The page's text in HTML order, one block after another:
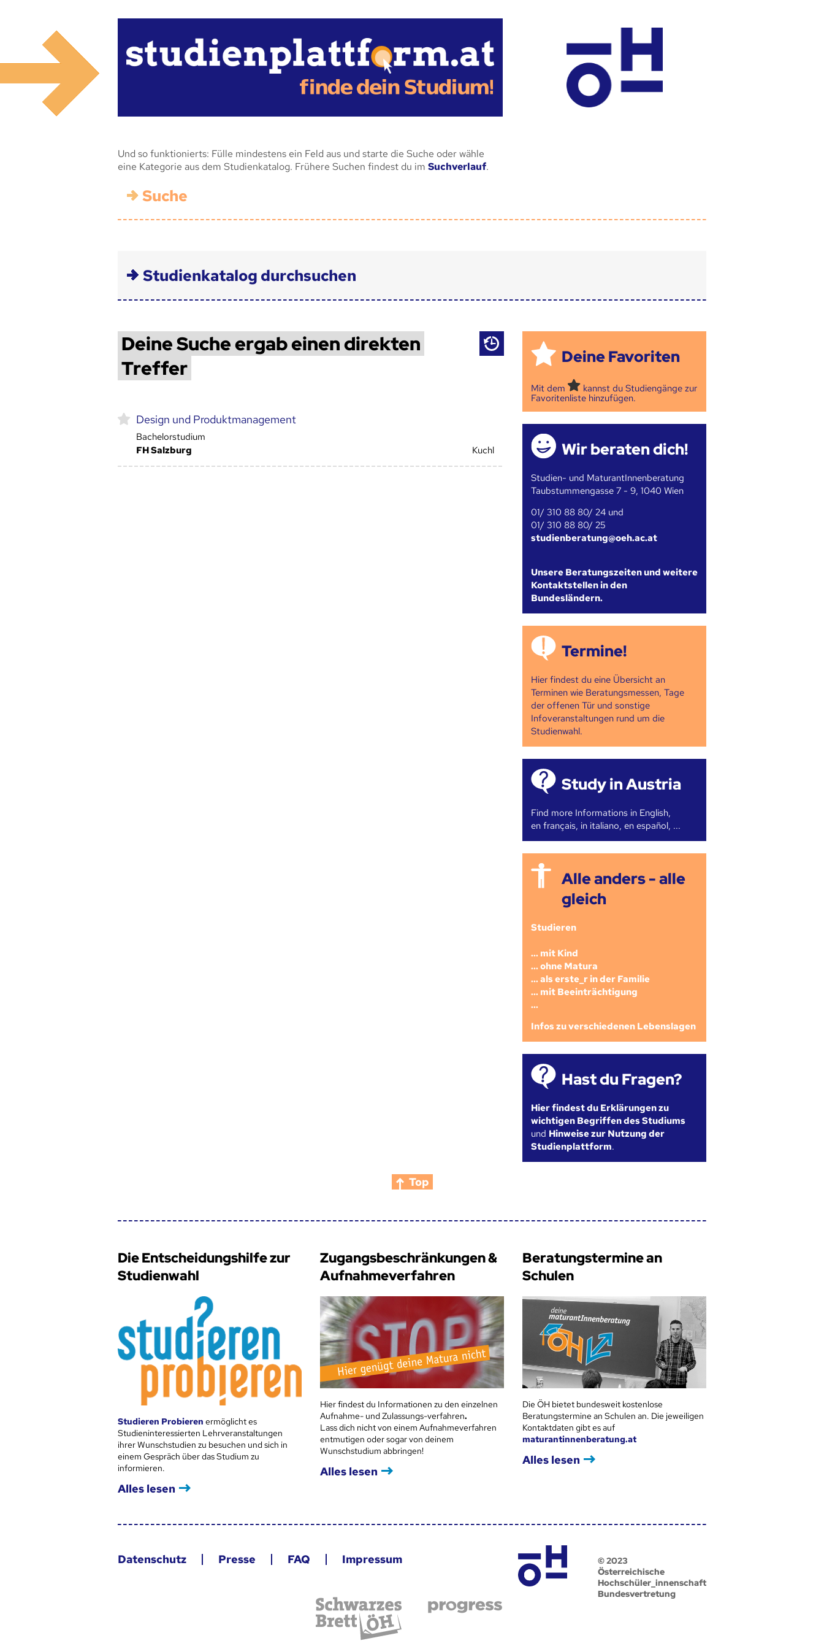
Und so funktionierts: Fülle mindestens ein Feld aus und starte die Suche oder wähle
eine Kategorie aus dem Studienkatalog. Frühere Suchen findest du im Suchverlauf.
Suche
Studienkatalog durchsuchen
Deine Suche ergab einen direkten
Treffer
Design und Produktmanagement
Bachelorstudium
FH Salzburg
Kuchl
Deine Favoriten
Mit dem
kannst du Studiengänge zur
Favoritenliste hinzufügen.
Wir beraten dich!
Studien- und MaturantInnenberatung
Taubstummengasse 7 - 9, 1040 Wien
01/ 310 88 80/ 24 und
01/ 310 88 80/ 25
studienberatung@oeh.ac.at
Unsere Beratungszeiten und weitere
Kontaktstellen in den
Bundesländern.
Termine!
Hier findest du eine Übersicht an
Terminen wie Beratungsmessen, Tage
der offenen Tür und sonstige
Infoveranstaltungen rund um die
Studienwahl.
Study in Austria
Find more Informations in English,
en français, in italiano, en español, ...
Alle anders - alle
gleich
Studieren
... mit Kind
... ohne Matura
... als erste_r in der Familie
... mit Beeinträchtigung
...
Infos zu verschiedenen Lebenslagen
Hast du Fragen?
Hier findest du Erklärungen zu
wichtigen Begriffen des Studiums
und Hinweise zur Nutzung der
Studienplattform.
Top
Die Entscheidungshilfe zur
Studienwahl
Studieren Probieren ermöglicht es
Studieninteressierten Lehrveranstaltungen
ihrer Wunschstudien zu besuchen und sich in
einem Gespräch über das Studium zu
informieren.
Alles lesen
Zugangsbeschränkungen &
Aufnahmeverfahren
Hier findest du Informationen zu den einzelnen
Aufnahme- und Zulassungs-verfahren.
Lass dich nicht von einem Aufnahmeverfahren
entmutigen oder sogar von deinem
Wunschstudium abbringen!
Alles lesen
Beratungstermine an
Schulen
Die ÖH bietet bundesweit kostenlose
Beratungstermine an Schulen an. Die jeweiligen
Kontaktdaten gibt es auf
maturantinnenberatung.at
Alles lesen
Datenschutz Presse FAQ Impressum
© 2023
Österreichische
Hochschüler_innenschaft
Bundesvertretung